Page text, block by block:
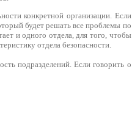
конкретной организации. Если
будет решать все проблемы по
и одного отдела, для того, чтобы
отдела безопасности.
подразделений. Если говорить о